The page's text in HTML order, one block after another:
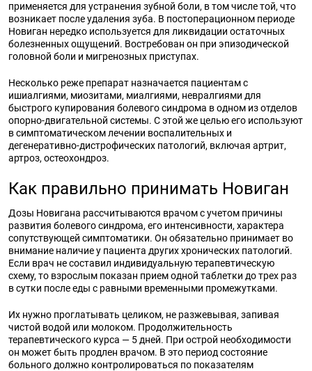
применяется для устранения зубной боли, в том числе той, что
возникает после удаления зуба. В постоперационном периоде
Новиган нередко используется для ликвидации остаточных
болезненных ощущений. Востребован он при эпизодической
головной боли и мигренозных приступах.
Несколько реже препарат назначается пациентам с
ишиалгиями, миозитами, миалгиями, невралгиями для
быстрого купирования болевого синдрома в одном из отделов
опорно-двигательной системы. С этой же целью его используют
в симптоматическом лечении воспалительных и
дегенеративно-дистрофических патологий, включая артрит,
артроз, остеохондроз.
Как правильно принимать Новиган
Дозы Новигана рассчитываются врачом с учетом причины
развития болевого синдрома, его интенсивности, характера
сопутствующей симптоматики. Он обязательно принимает во
внимание наличие у пациента других хронических патологий.
Если врач не составил индивидуальную терапевтическую
схему, то взрослым показан прием одной таблетки до трех раз
в сутки после еды с равными временными промежутками.
Их нужно проглатывать целиком, не разжевывая, запивая
чистой водой или молоком. Продолжительность
терапевтического курса — 5 дней. При острой необходимости
он может быть продлен врачом. В это период состояние
больного должно контролироваться по показателям